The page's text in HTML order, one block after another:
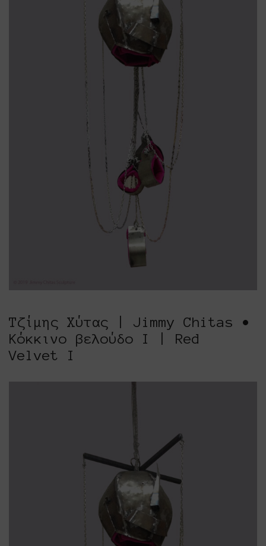
Τζίμης Χύτας | Jimmy Chitas •
Κόκκινο βελούδο Ι | Red
Velvet Ι
Platforms Project
Το Platforms Project ειναι μια διεθνής έκθεση
της ανεξάρτητης εικαστικής σκηνής και
παρουσιάζεται κάθε χρόνο από το 2013. Το
Platforms Project σκοπό έχει να χαρτογραφήσει
την εικαστική δράση όπως αυτή παράγεται μέσα
στα πλαίσια ομαδικών πρωτοβουλιών καλλιτεχνών
που αποφασίζουν να αναζητήσουν από κοινού